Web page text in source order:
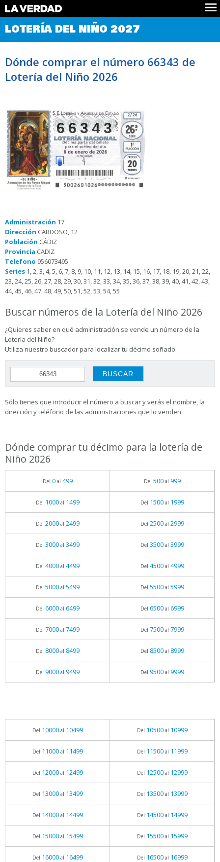
Comprobar Loteria del Niño
Premios
Noticias
Datos
LOTERÍA DEL NIÑO 2027
Dónde comprar el número 66343 de
Lotería del Niño 2026
66343
Administración 17
Dirección CARDOSO, 12
Población CÁDIZ
Provincia CADIZ
Telefono 956073495
Series 1, 2, 3, 4, 5, 6, 7, 8, 9, 10, 11, 12, 13, 14, 15, 16, 17, 18, 19, 20, 21, 22,
23, 24, 25, 26, 27, 28, 29, 30, 31, 32, 33, 34, 35, 36, 37, 38, 39, 40, 41, 42, 43,
44, 45, 46, 47, 48, 49, 50, 51, 52, 53, 54, 55
Buscar números de la Lotería del Niño 2026
¿Quieres saber en qué administración se vende un número de la
Lotería del Niño?
Utiliza nuestro buscador para localizar tu décimo soñado.
Sólo tienes que introducir el número a buscar y verás el nombre, la
dirección y teléfono de las administraciones que lo venden.
Dónde comprar tu décimo para la lotería de
Niño 2026
Del 0al 499 Del 500al 999
Del 1000al 1499 Del 1500al 1999
Del 2000al 2499 Del 2500al 2999
Del 3000al 3499 Del 3500al 3999
Del 4000al 4499 Del 4500al 4999
Del 5000al 5499 Del 5500al 5999
Del 6000al 6499 Del 6500al 6999
Del 7000al 7499 Del 7500al 7999
Del 8000al 8499 Del 8500al 8999
Del 9000al 9499 Del 9500al 9999
Del 10000al 10499 Del 10500al 10999
Del 11000al 11499 Del 11500al 11999
Del 12000al 12499 Del 12500al 12999
Del 13000al 13499 Del 13500al 13999
Del 14000al 14499 Del 14500al 14999
Del 15000al 15499 Del 15500al 15999
Del 16000al 16499 Del 16500al 16999